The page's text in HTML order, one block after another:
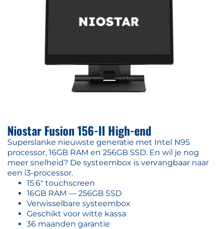
Niostar Fusion 156-II High-end
Superslanke nieuwste generatie met Intel N95
processor, 16GB RAM en 256GB SSD. En wil je nog
meer snelheid? De systeembox is vervangbaar naar
een i3-processor.
15.6" touchscreen
16GB RAM — 256GB SSD
Verwisselbare systeembox
Geschikt voor witte kassa
36 maanden garantie